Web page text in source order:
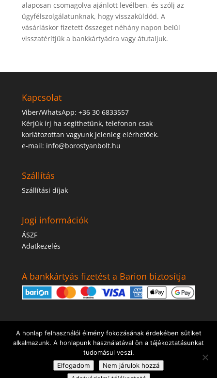
alaposan csomagolva ajánlott levélben, és szólj az
ügyfélszolgálatunknak, hogy visszaküldöd. A
vásárláskor fizetett összeget néhány napon belül
visszatérítjük a bankkártyádra vagy átutaljuk.
Kapcsolat
Viber/WhatsApp: +36 30 6833557
Kérjük írj ha segíthetünk, telefonon csak
korlátozottan vagyunk jelenleg elérhetőek.
e-mail: info@borostyanbolt.hu
Szállítás
Szállítási díjak
Jogi információk
ÁSZF
Adatkezelés
A bankkártyás fizetést a Barion biztosítja
Tulajdonos: Greenweb.Kft. A weboldal szövege és
A honlap felhasználói élmény fokozásának érdekében sütiket
alkalmazunk. A honlapunk használatával ön a tájékoztatásunkat
tudomásul veszi.
Elfogadom
Nem járulok hozzá